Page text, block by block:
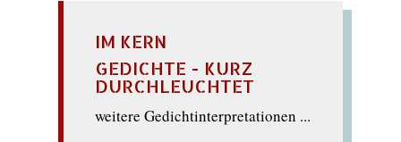
IM KERN
GEDICHTE - KURZ
DURCHLEUCHTET
weitere Gedichtinterpretationen ...